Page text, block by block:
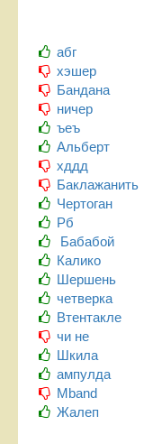
абг
хэшер
Бандана
ничер
ъеъ
Альберт
хддд
Баклажанить
Чертоган
Рб
Бабабой
Калико
Шершень
четверка
Втентакле
чи не
Шкила
ампулда
Mband
Жалеп